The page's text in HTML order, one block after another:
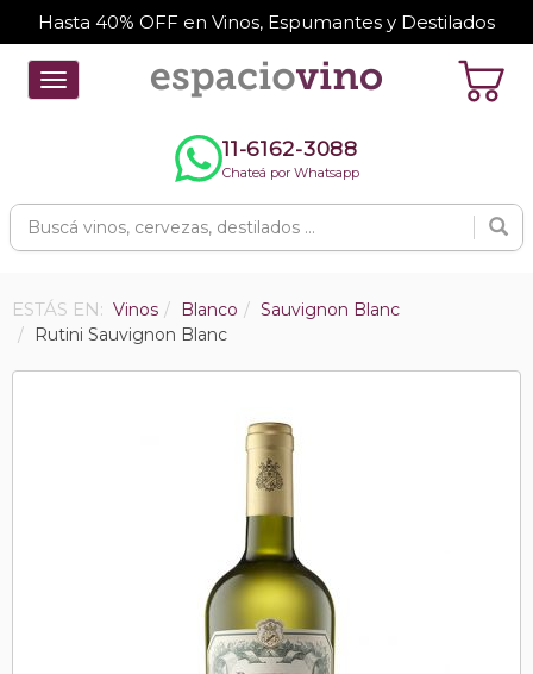
Hasta 40% OFF en Vinos, Espumantes y Destilados
Toggle
navigation
11-6162-3088
Chateá por Whatsapp
ESTÁS EN: Vinos Blanco
Sauvignon Blanc
Rutini Sauvignon Blanc